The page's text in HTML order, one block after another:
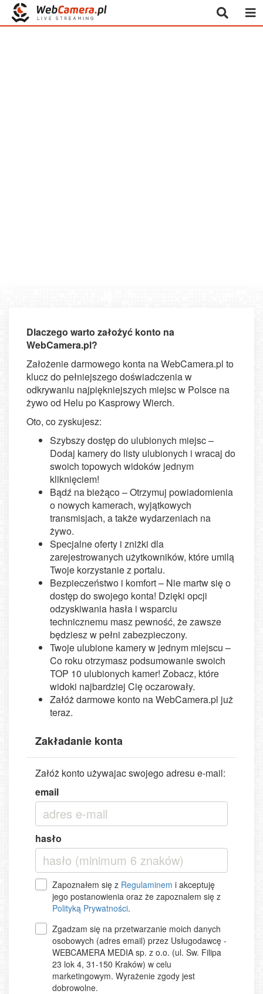
Dlaczego warto założyć konto na
WebCamera.pl?
Założenie darmowego konta na WebCamera.pl to
klucz do pełniejszego doświadczenia w
odkrywaniu najpiękniejszych miejsc w Polsce na
żywo od Helu po Kasprowy Wierch.
Oto, co zyskujesz:
Szybszy dostęp do ulubionych miejsc –
Dodaj kamery do listy ulubionych i wracaj do
swoich topowych widoków jednym
kliknięciem!
Bądź na bieżąco – Otrzymuj powiadomienia
o nowych kamerach, wyjątkowych
transmisjach, a także wydarzeniach na
żywo.
Specjalne oferty i zniżki dla
zarejestrowanych użytkowników, które umilą
Twoje korzystanie z portalu.
Bezpieczeństwo i komfort – Nie martw się o
dostęp do swojego konta! Dzięki opcji
odzyskiwania hasła i wsparciu
technicznemu masz pewność, że zawsze
będziesz w pełni zabezpieczony.
Twoje ulubione kamery w jednym miejscu –
Co roku otrzymasz podsumowanie swoich
TOP 10 ulubionych kamer! Zobacz, które
widoki najbardziej Cię oczarowały.
Załóż darmowe konto na WebCamera.pl już
teraz.
Zakładanie konta
Załóż konto używajac swojego adresu e-mail:
email
hasło
Zapoznałem się z Regulaminem i akceptuję
jego postanowienia oraz że zapoznalem się z
Polityką Prywatności.
Zgadzam się na przetwarzanie moich danych
osobowych (adres email) przez Usługodawcę -
WEBCAMERA MEDIA sp. z o.o. (ul. Sw. Filipa
23 lok 4, 31-150 Kraków) w celu
marketingowym. Wyrażenie zgody jest
dobrowolne.